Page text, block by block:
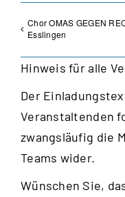
Chor OMAS GEGEN
Esslingen
Hinweis für alle
Der
Veranstaltenden
zwangsläufig die
Teams wider.
Wünschen Sie,